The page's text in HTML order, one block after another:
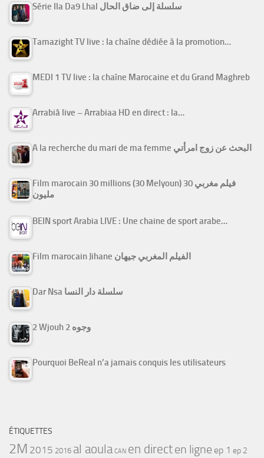
Série Ila Da9 Lhal سلسلة إلى ضاق الحال
Tamazight TV live : la chaîne dédiée à la promotion…
MEDI 1 TV live : la chaîne Marocaine et du Grand Maghreb
Arrabiâ live – Arrabiaa HD en direct : la…
A la recherche du mari de ma femme البحث عن زوج امرأتي
Film marocain 30 millions (30 Melyoun) فيلم مغربي 30
مليون
BEIN sport Arabia LIVE : Une chaine de sport arabe…
Film marocain Jihane الفيلم المغربي جيهان
Dar Nsa سلسلة دار النسا
2 Wjouh 2 وجوه
Pourquoi BeReal n’a jamais conquis les utilisateurs
ÉTIQUETTES
2M 2015 2016 al aoula CAN en directen ligne ep 1 ep 2